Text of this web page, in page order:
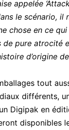
appelée
le scénario, il
chose en ce
pure atrocité
d’origine
tout
différents,
Digipak en
disponibles